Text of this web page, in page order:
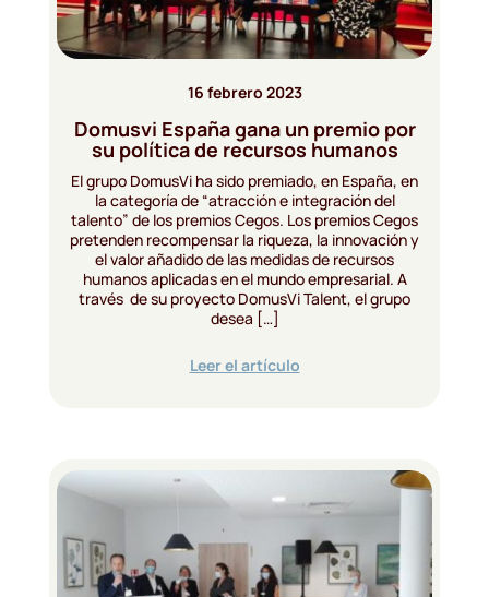
16 febrero 2023
Domusvi España gana un premio por
su política de recursos humanos
El grupo DomusVi ha sido premiado, en España, en
la categoría de “atracción e integración del
talento” de los premios Cegos. Los premios Cegos
pretenden recompensar la riqueza, la innovación y
el valor añadido de las medidas de recursos
humanos aplicadas en el mundo empresarial. A
través de su proyecto DomusVi Talent, el grupo
desea […]
Leer el artículo